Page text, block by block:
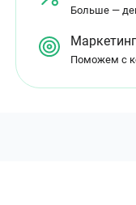
Больше —
Поможем с